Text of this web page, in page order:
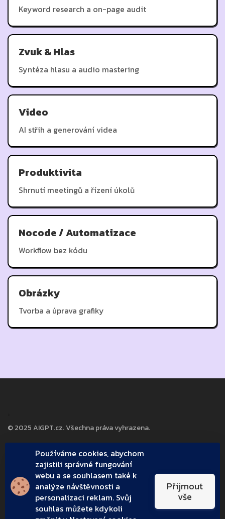
Keyword research a on-page audit
Zvuk & Hlas
Syntéza hlasu a audio mastering
Video
AI střih a generování videa
Produktivita
Shrnutí meetingů a řízení úkolů
Nocode / Automatizace
Workflow bez kódu
Obrázky
Tvorba a úprava grafiky
© 2025 AIGPT.cz. Všechna práva vyhrazena.
O společnosti
O nás
info@aigpt.cz
Zdroje
Blog
AI Slovník
Používáme cookies, abychom
zajistili správné fungování
webu a se souhlasem také k
analýze návštěvnosti a
personalizaci reklam. Svůj
souhlas můžete kdykoli
Přijmout
vše